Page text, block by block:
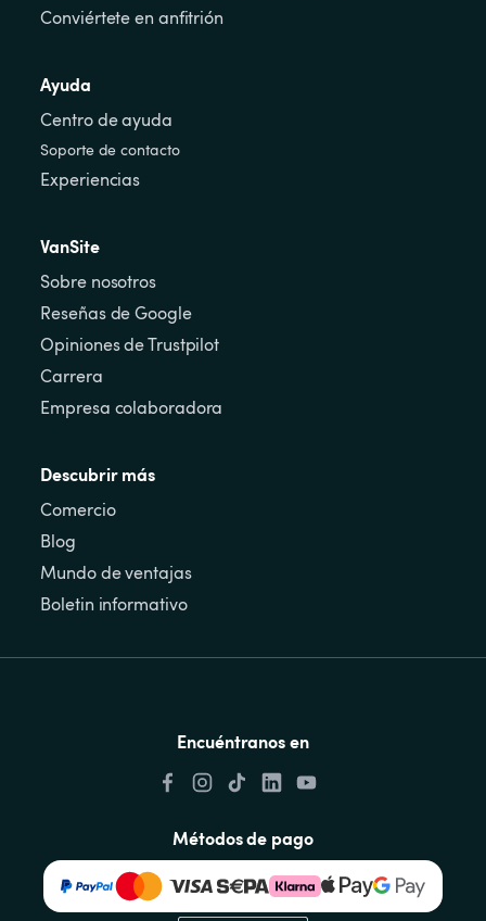
Conviértete en anfitrión
Ayuda
Centro de ayuda
Soporte de contacto
Experiencias
VanSite
Sobre nosotros
Reseñas de Google
Opiniones de Trustpilot
Carrera
Empresa colaboradora
Descubrir más
Comercio
Blog
Mundo de ventajas
Boletin informativo
Encuéntranos en
Métodos de pago